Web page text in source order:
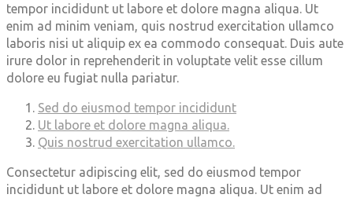
tempor incididunt ut labore et dolore magna aliqua. Ut
enim ad minim veniam, quis nostrud exercitation ullamco
laboris nisi ut aliquip ex ea commodo consequat. Duis aute
irure dolor in reprehenderit in voluptate velit esse cillum
dolore eu fugiat nulla pariatur.
Sed do eiusmod tempor incididunt
Ut labore et dolore magna aliqua.
Quis nostrud exercitation ullamco.
Consectetur adipiscing elit, sed do eiusmod tempor
incididunt ut labore et dolore magna aliqua. Ut enim ad